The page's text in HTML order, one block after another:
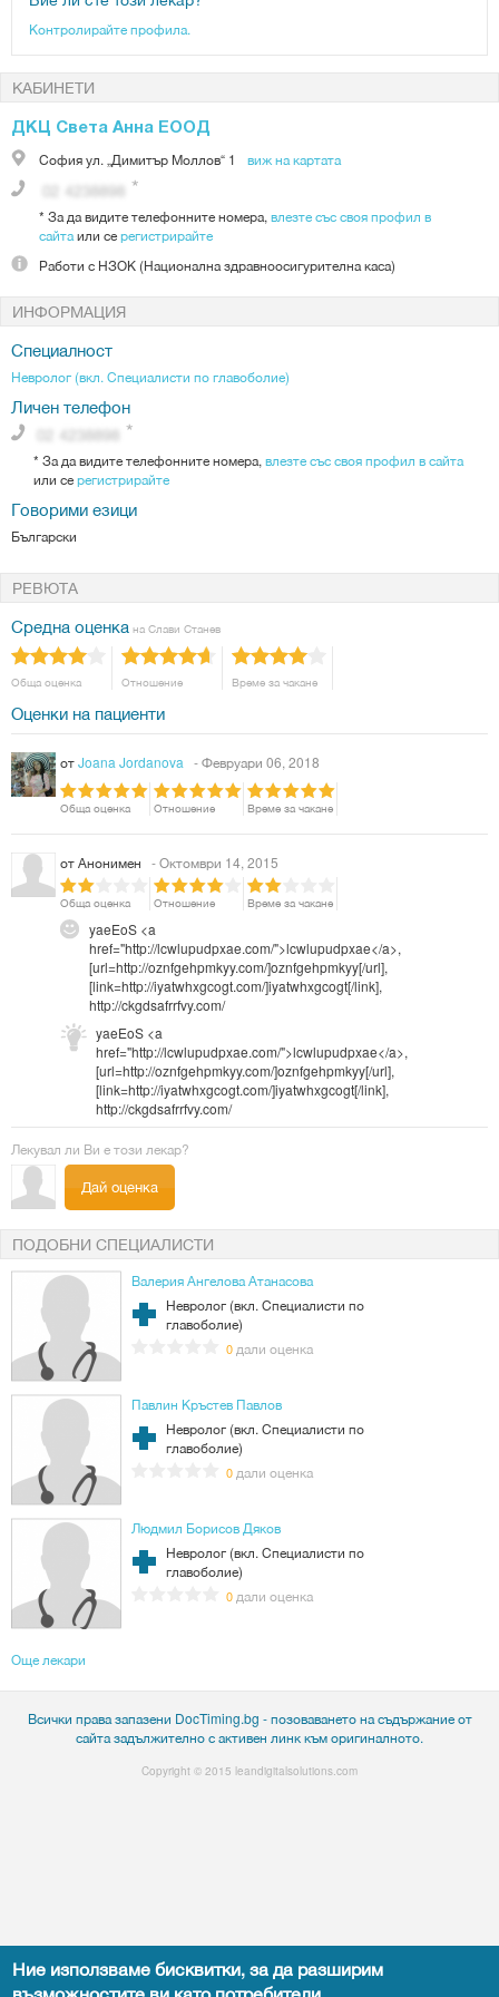
Контролирайте профила.
КАБИНЕТИ
ДКЦ Света Анна ЕООД
Софияул. „Димитър Моллов“ 1 виж на картата
* За да видите телефонните номера, влезте със своя профил в
сайтаили серегистрирайте
Работи с НЗОК (Национална здравноосигурителна каса)
ИНФОРМАЦИЯ
Специалност
Невролог (вкл. Специалисти по главоболие)
Личен телефон
* За да видите телефонните номера, влезте със своя профил в сайта
или серегистрирайте
Говорими езици
Български
РЕВЮТА
Средна оценка на Слави Станев
Обща оценка Отношение Време за чакане
Оценки на пациенти
отJoana Jordanova - Февруари 06, 2018
Обща оценка Отношение Време за чакане
отАнонимен - Октомври 14, 2015
Обща оценка Отношение Време за чакане
yaeEoS <a
href="http://lcwlupudpxae.com/">lcwlupudpxae</a>,
[url=http://oznfgehpmkyy.com/]oznfgehpmkyy[/url],
[link=http://iyatwhxgcogt.com/]iyatwhxgcogt[/link],
http://ckgdsafrrfvy.com/
yaeEoS <a
href="http://lcwlupudpxae.com/">lcwlupudpxae</a>,
[url=http://oznfgehpmkyy.com/]oznfgehpmkyy[/url],
[link=http://iyatwhxgcogt.com/]iyatwhxgcogt[/link],
http://ckgdsafrrfvy.com/
Лекувал ли Ви е този лекар?
Дай оценка
ПОДОБНИ СПЕЦИАЛИСТИ
Валерия Ангелова Атанасова
Невролог (вкл. Специалисти по
главоболие)
0 дали оценка
Павлин Кръстев Павлов
Невролог (вкл. Специалисти по
главоболие)
0 дали оценка
Людмил Борисов Дяков
Невролог (вкл. Специалисти по
главоболие)
0 дали оценка
Още лекари
Всички права запазени DocTiming.bg - позоваването на съдържание от
сайта задължително с активен линк към оригиналното.
Copyright © 2015 leandigitalsolutions.com
Ние използваме бисквитки, за да разширим